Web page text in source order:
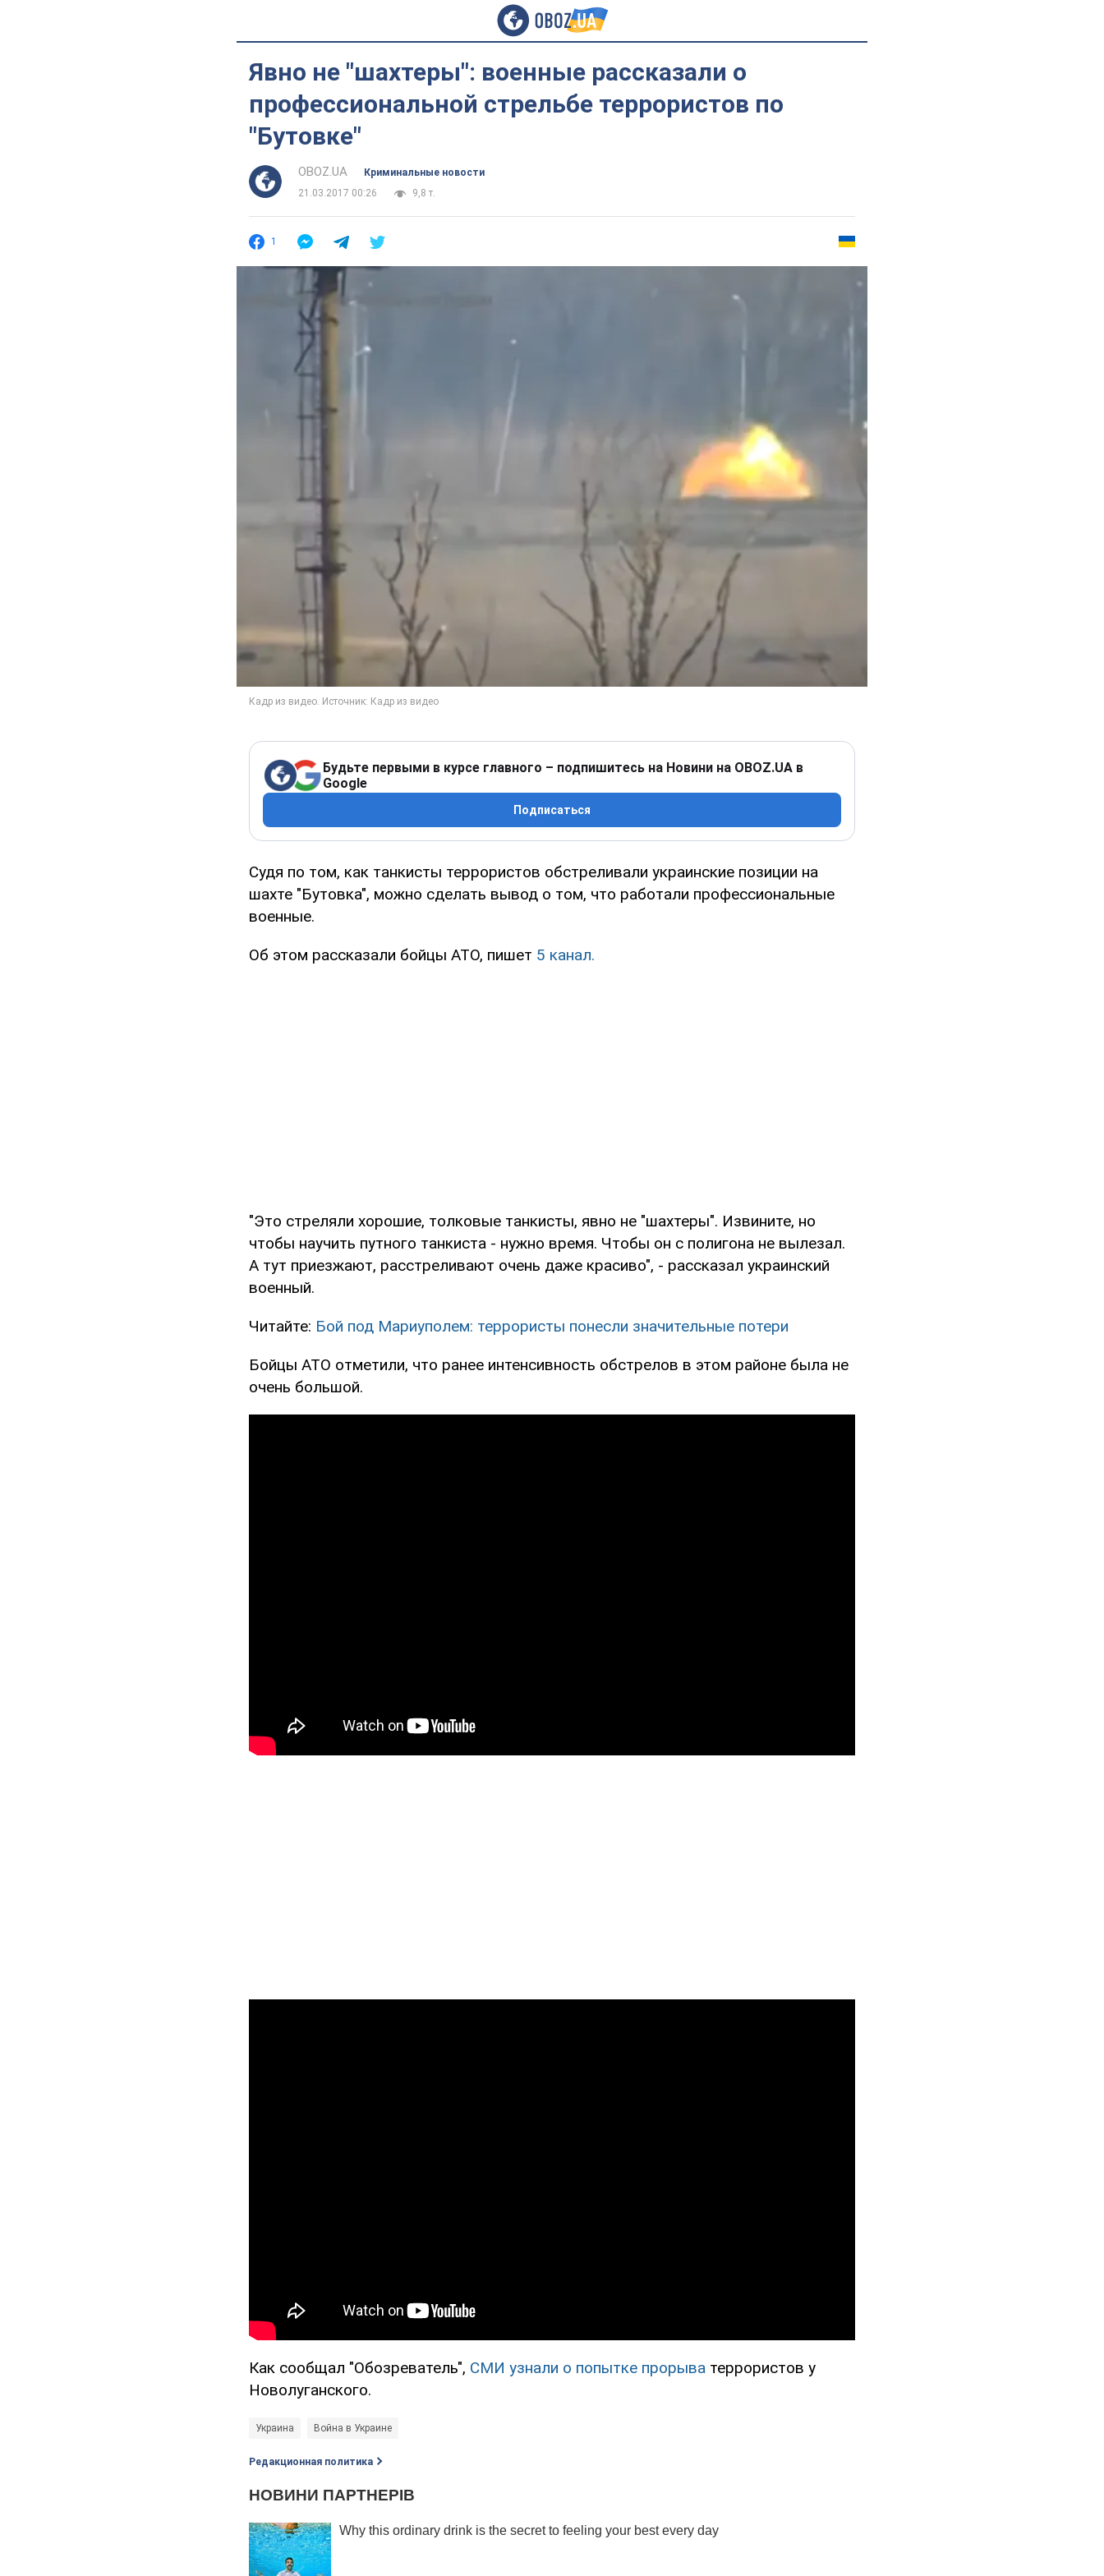
Явно не "шахтеры": военные рассказали о
профессиональной стрельбе террористов по
"Бутовке"
OBOZ.UA
Криминальные новости
21.03.2017 00:26
9,8 т.
1
Будьте первыми в курсе главного – подпишитесь на Новини на OBOZ.UA в
Google
Подписаться
Судя по том, как танкисты террористов обстреливали украинские позиции на
шахте "Бутовка", можно сделать вывод о том, что работали профессиональные
военные.
Об этом рассказали бойцы АТО, пишет 5 канал.
"Это стреляли хорошие, толковые танкисты, явно не "шахтеры". Извините, но
чтобы научить путного танкиста - нужно время. Чтобы он с полигона не вылезал.
А тут приезжают, расстреливают очень даже красиво", - рассказал украинский
военный.
Читайте: Бой под Мариуполем: террористы понесли значительные потери
Бойцы АТО отметили, что ранее интенсивность обстрелов в этом районе была не
очень большой.
Как сообщал "Обозреватель", СМИ узнали о попытке прорыва террористов у
Новолуганского.
Украина Война в Украине
Редакционная политика